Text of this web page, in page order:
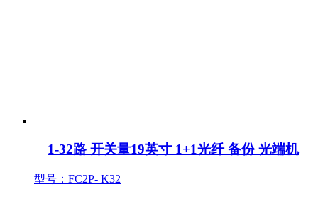
1-32路 开关量19英寸 1+1光纤 备份 光端机
型号：FC2P- K32